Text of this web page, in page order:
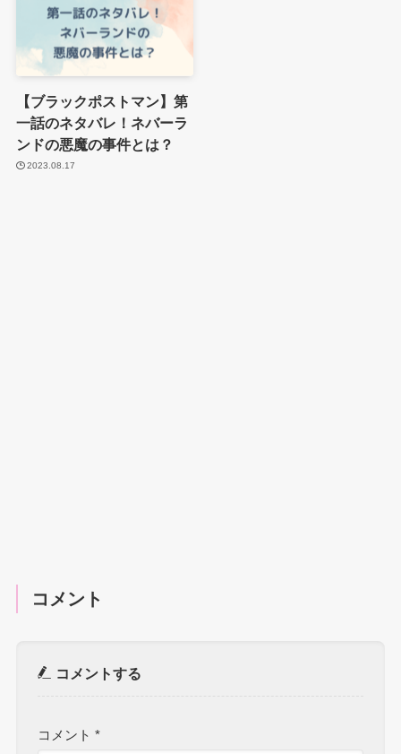
【ブラックポストマン】第
一話のネタバレ！ネバーラ
ンドの悪魔の事件とは？
2023.08.17
コメント
コメントする
コメント*